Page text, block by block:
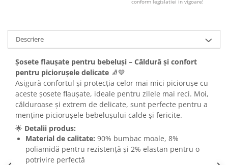
conform legislatiei in vigoare!
Descriere
Șosete flaușate pentru bebeluși – Căldură și confort
pentru piciorușele delicate 🧦💙
Asigură confortul și protecția celor mai mici piciorușe cu
aceste șosete flaușate, ideale pentru zilele mai reci. Moi,
călduroase și extrem de delicate, sunt perfecte pentru a
menține piciorușele bebelușului calde și fericite.
🌟 Detalii produs:
Material de calitate: 90% bumbac moale, 8%
poliamidă pentru rezistență și 2% elastan pentru o
potrivire perfectă